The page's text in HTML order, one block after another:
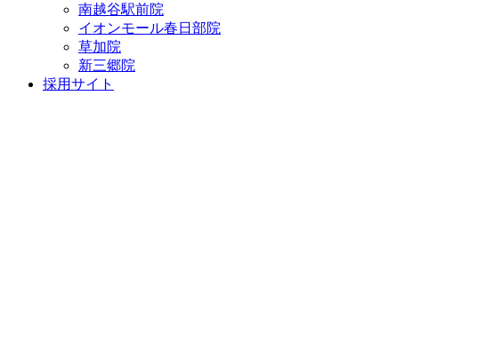
南越谷駅前院
イオンモール春日部院
草加院
新三郷院
採用サイト